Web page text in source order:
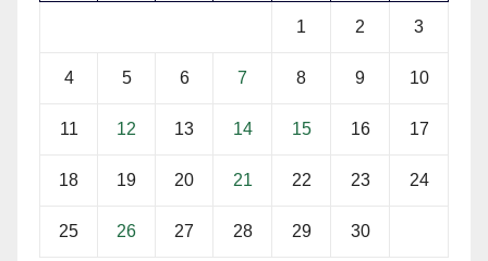
1 2 3
4 5 6 7 8 9 10
11 12 13 14 15 16 17
18 19 20 21 22 23 24
25 26 27 28 29 30